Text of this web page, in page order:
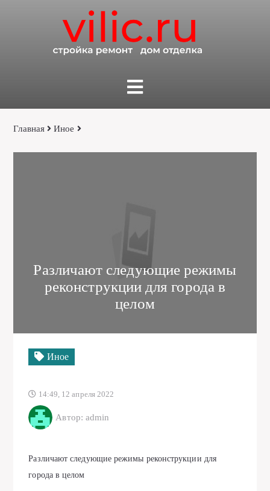
Главная Иное
Различают следующие режимы
реконструкции для города в
целом
Иное
14:49, 12 апреля 2022
Автор: admin
Различают следующие режимы реконструкции для
города в целом